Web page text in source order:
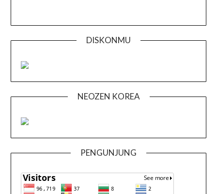
DISKONMU
NEOZEN KOREA
PENGUNJUNG